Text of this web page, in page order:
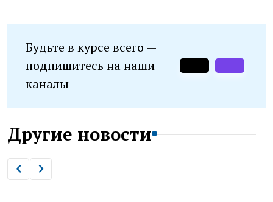
Будьте в курсе всего —
подпишитесь на наши
каналы
Другие новости